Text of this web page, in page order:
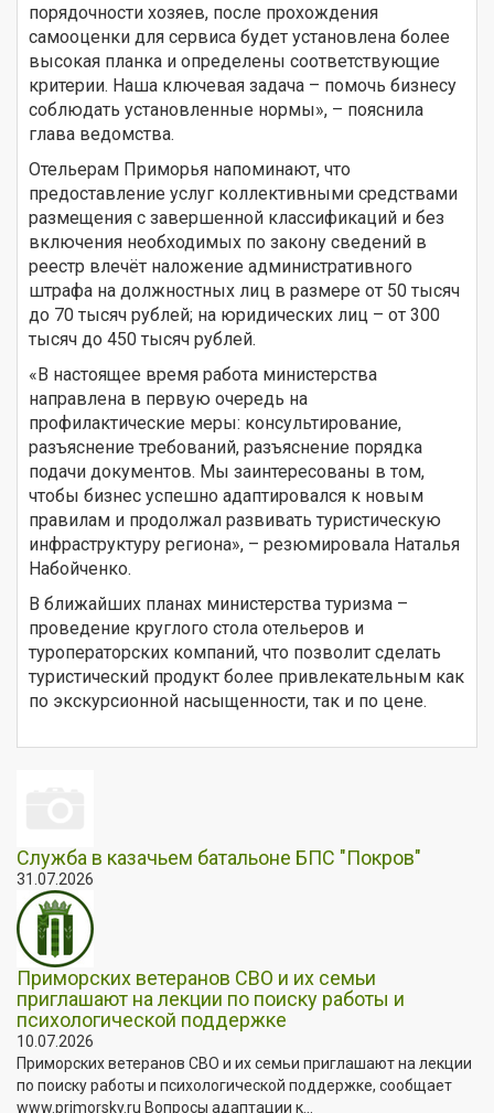
порядочности хозяев, после прохождения
самооценки для сервиса будет установлена более
высокая планка и определены соответствующие
критерии. Наша ключевая задача – помочь бизнесу
соблюдать установленные нормы», – пояснила
глава ведомства.
Отельерам Приморья напоминают, что
предоставление услуг коллективными средствами
размещения с завершенной классификаций и без
включения необходимых по закону сведений в
реестр влечёт наложение административного
штрафа на должностных лиц в размере от 50 тысяч
до 70 тысяч рублей; на юридических лиц – от 300
тысяч до 450 тысяч рублей.
«В настоящее время работа министерства
направлена в первую очередь на
профилактические меры: консультирование,
разъяснение требований, разъяснение порядка
подачи документов. Мы заинтересованы в том,
чтобы бизнес успешно адаптировался к новым
правилам и продолжал развивать туристическую
инфраструктуру региона», – резюмировала Наталья
Набойченко.
В ближайших планах министерства туризма –
проведение круглого стола отельеров и
туроператорских компаний, что позволит сделать
туристический продукт более привлекательным как
по экскурсионной насыщенности, так и по цене.
Служба в казачьем батальоне БПС "Покров"
31.07.2026
Приморских ветеранов СВО и их семьи
приглашают на лекции по поиску работы и
психологической поддержке
10.07.2026
Приморских ветеранов СВО и их семьи приглашают на лекции
по поиску работы и психологической поддержке, сообщает
www.primorsky.ru Вопросы адаптации к...